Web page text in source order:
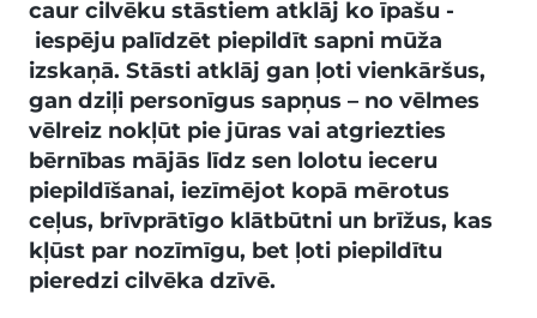
caur cilvēku stāstiem atklāj ko īpašu -
iespēju palīdzēt piepildīt sapni mūža
izskaņā. Stāsti atklāj gan ļoti vienkāršus,
gan dziļi personīgus sapņus – no vēlmes
vēlreiz nokļūt pie jūras vai atgriezties
bērnības mājās līdz sen lolotu ieceru
piepildīšanai, iezīmējot kopā mērotus
ceļus, brīvprātīgo klātbūtni un brīžus, kas
kļūst par nozīmīgu, bet ļoti piepildītu
pieredzi cilvēka dzīvē.